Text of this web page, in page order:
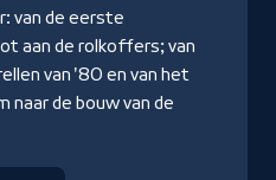
van de eerste
aan de rolkoffers; van
van '80 en van het
naar de bouw van de